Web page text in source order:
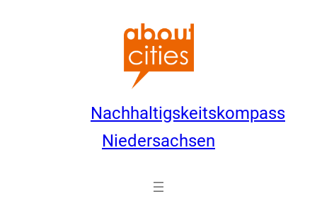
Nachhaltigskeitskompass
Niedersachsen